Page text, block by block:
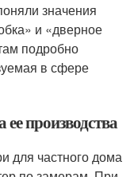
значения
и «дверное
подробно
в сфере
ее производства
для частного дома